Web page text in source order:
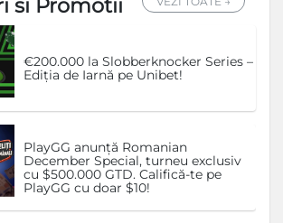
si Promotii
€200.000 la Slobberknocker Series –
Ediția de Iarnă pe Unibet!
PlayGG anunță Romanian
December Special, turneu exclusiv
cu $500.000 GTD. Califică-te pe
PlayGG cu doar $10!